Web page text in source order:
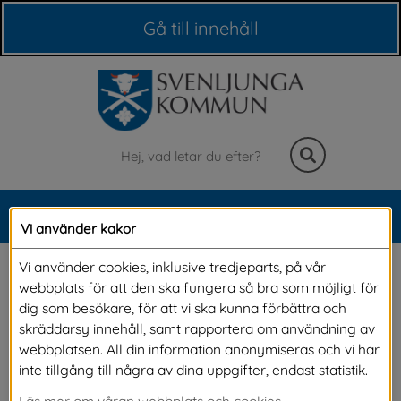
Gå till innehåll
Sök
Meny
Hjälpmedel
För att du som har en funktionsnedsättning
ska kunna leva ett så självständigt och aktivt
liv som möjligt kan det finnas behov av bra
Vi använder kakor
Vi använder cookies, inklusive tredjeparts, på vår
webbplats för att den ska fungera så bra som möjligt för
dig som besökare, för att vi ska kunna förbättra och
skräddarsy innehåll, samt rapportera om användning av
webbplatsen. All din information anonymiseras och vi har
inte tillgång till några av dina uppgifter, endast statistik.